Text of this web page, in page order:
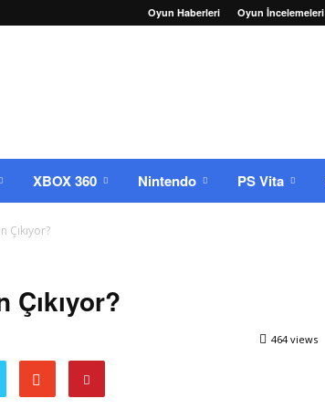
Oyun Haberleri Oyun İncelemeleri
XBOX 360 Nintendo PS Vita
Çıkıyor?
464 views